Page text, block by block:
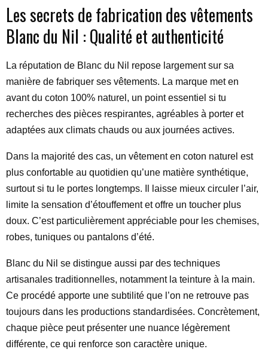
Les secrets de fabrication des vêtements
Blanc du Nil : Qualité et authenticité
La réputation de Blanc du Nil repose largement sur sa
manière de fabriquer ses vêtements. La marque met en
avant du coton 100% naturel, un point essentiel si tu
recherches des pièces respirantes, agréables à porter et
adaptées aux climats chauds ou aux journées actives.
Dans la majorité des cas, un vêtement en coton naturel est
plus confortable au quotidien qu’une matière synthétique,
surtout si tu le portes longtemps. Il laisse mieux circuler l’air,
limite la sensation d’étouffement et offre un toucher plus
doux. C’est particulièrement appréciable pour les chemises,
robes, tuniques ou pantalons d’été.
Blanc du Nil se distingue aussi par des techniques
artisanales traditionnelles, notamment la teinture à la main.
Ce procédé apporte une subtilité que l’on ne retrouve pas
toujours dans les productions standardisées. Concrètement,
chaque pièce peut présenter une nuance légèrement
différente, ce qui renforce son caractère unique.